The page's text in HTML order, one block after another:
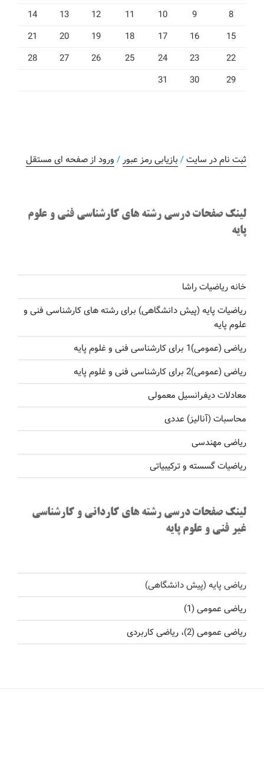
8
9
10
11
12
13
14
15
16
17
18
19
20
21
22
23
24
25
26
27
28
29
30
31
ثبت نام در سایت/ بازیابی رمز عبور / ورود از صفحه ای مستقل
لینک صفحات درسی رشته های کارشناسی فنی و علوم
پایه
خانه ریاضیات راشا
ریاضیات پایه (پیش دانشگاهی) برای رشته های کارشناسی فنی و
علوم پایه
ریاضی (عمومی)1 برای کارشناسی فنی و غلوم پایه
ریاضی (عمومی)2 برای کارشناسی فنی و غلوم پایه
معادلات دیفرانسیل معمولی
محاسبات (آنالیز) عددی
ریاضی مهندسی
ریاضیات گسسته و ترکیبیاتی
لینک صفحات درسی رشته های کاردانی و کارشناسی
غیر فنی و علوم پایه
ریاضی پایه (پیش دانشگاهی)
ریاضی عمومی (1)
ریاضی عمومی (2)، ریاضی کاربردی